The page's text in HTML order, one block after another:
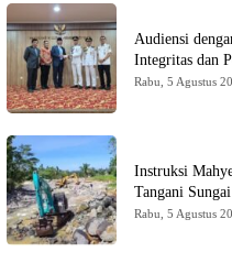
Audiensi
Integritas dan
Rabu, 5 Agustus
Instruksi
Tangani
Rabu, 5 Agustus